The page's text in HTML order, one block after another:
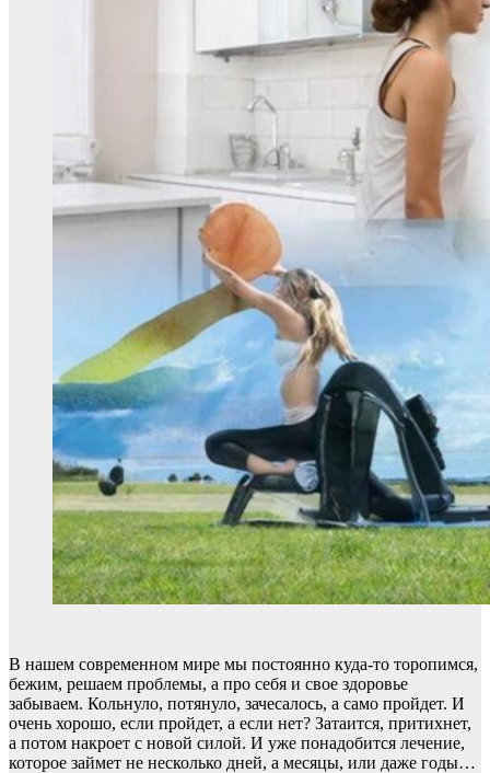
В нашем современном мире мы постоянно куда-то торопимся,
бежим, решаем проблемы, а про себя и свое здоровье
забываем. Кольнуло, потянуло, зачесалось, а само пройдет. И
очень хорошо, если пройдет, а если нет? Затаится, притихнет,
а потом накроет с новой силой. И уже понадобится лечение,
которое займет не несколько дней, а месяцы, или даже годы…